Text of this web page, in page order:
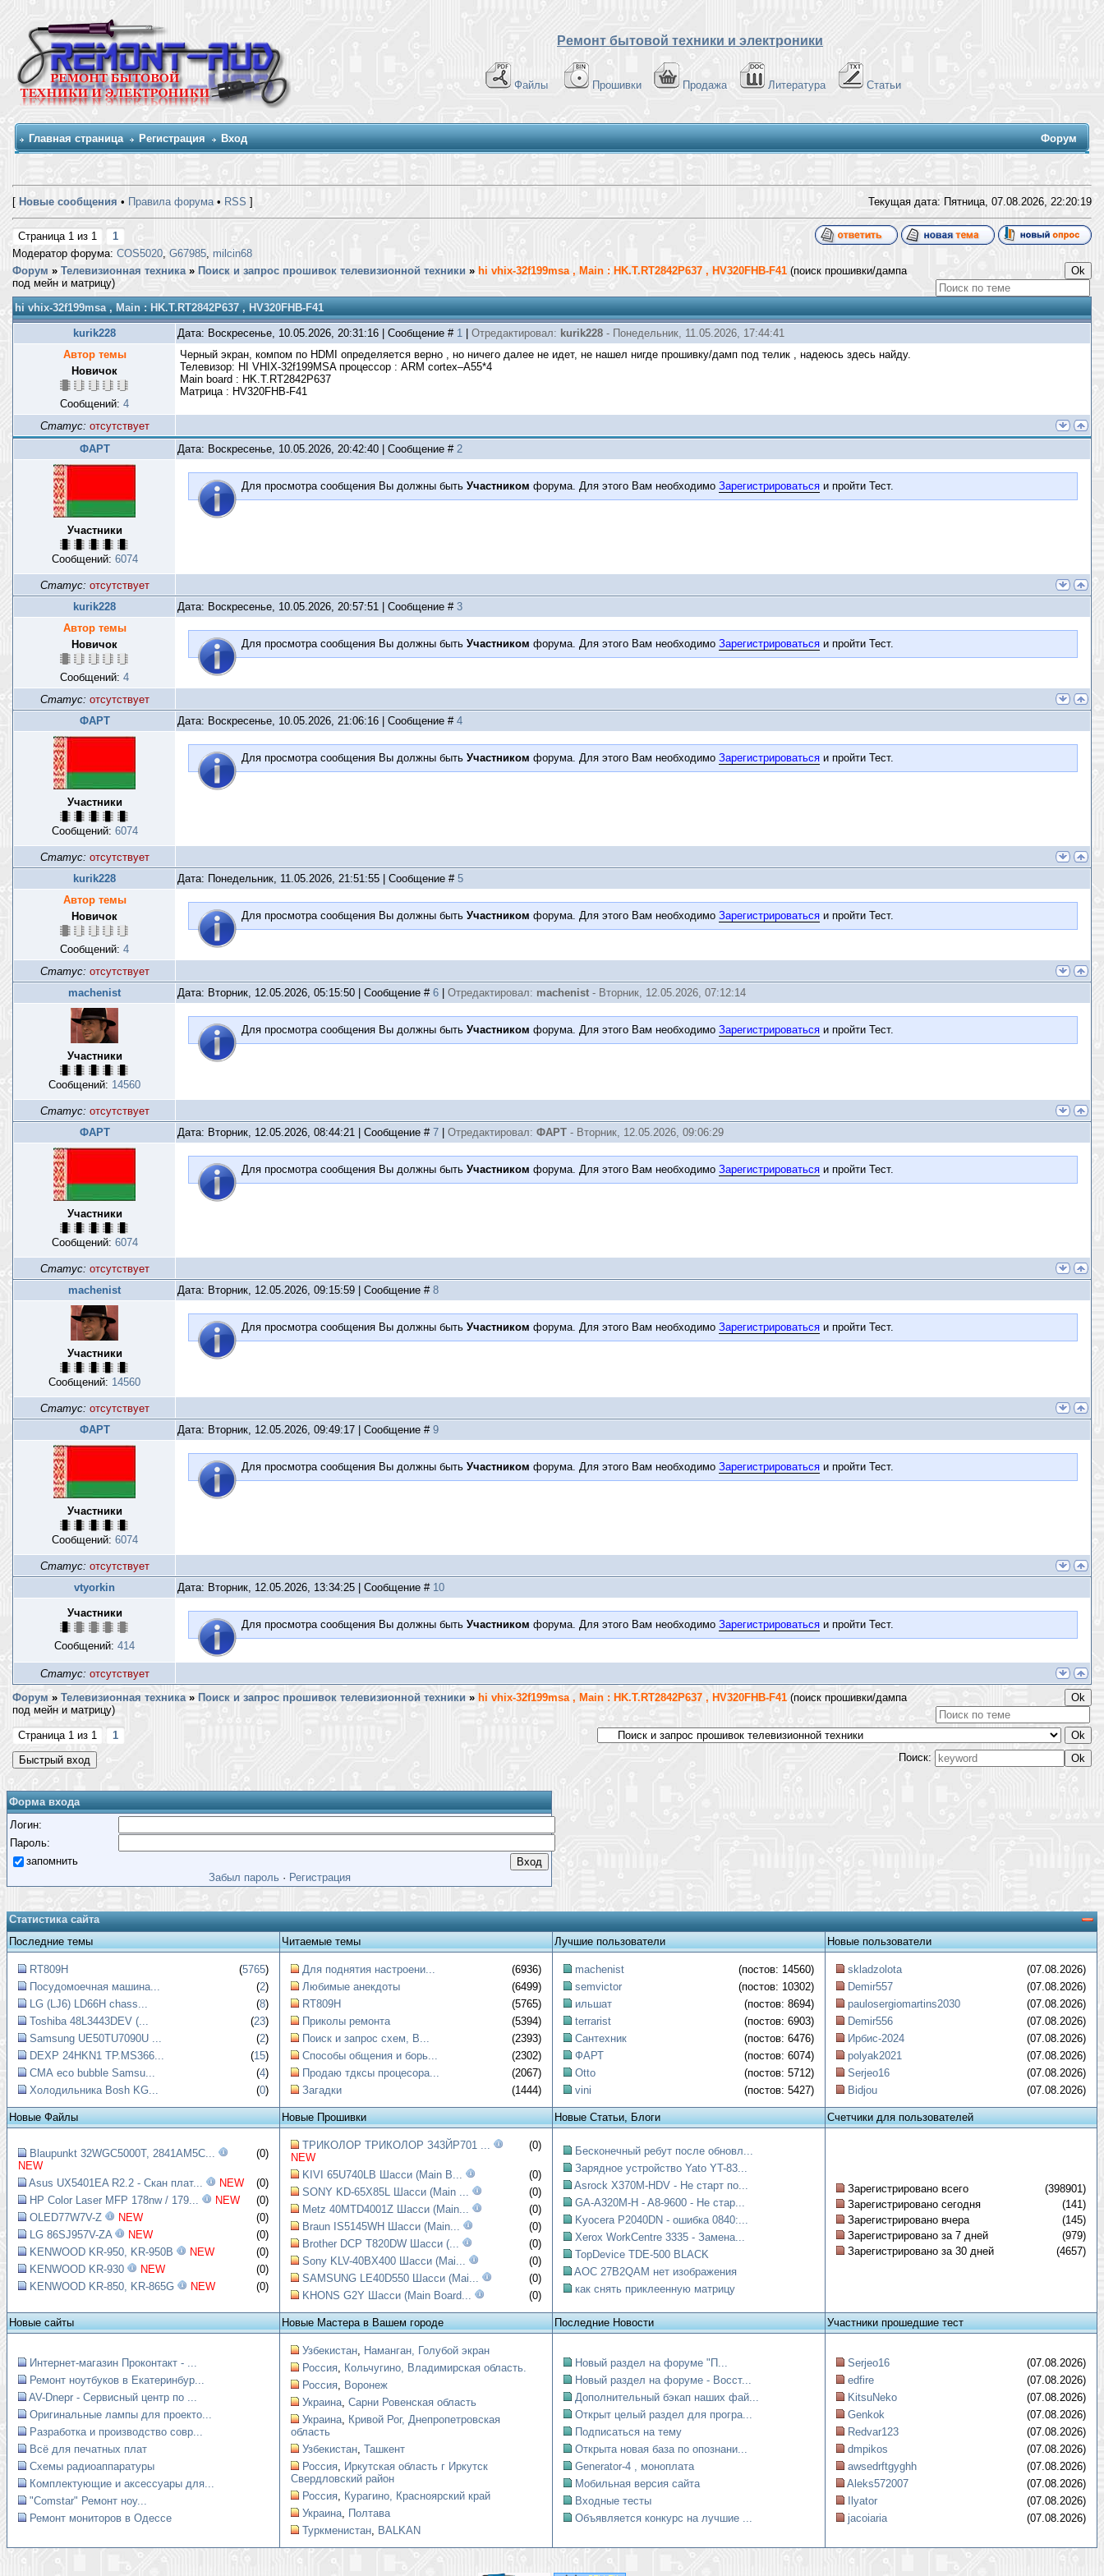
Ремонт бытовой техники и электроники
Файлы Прошивки Продажа Литература Статьи
Главная страница Регистрация Вход Форум
[ Новые сообщения • Правила форума• RSS ] Текущая дата: Пятница, 07.08.2026, 22:20:19
Страница 1 из 1
1
Модератор форума: COS5020, G67985, milcin68
Форум » Телевизионная техника » Поиск и запрос прошивок телевизионной техники » hi vhix-32f199msa , Main : HK.T.RT2842P637 , HV320FHB-F41 (поиск прошивки/дампа
под мейн и матрицу)
hi vhix-32f199msa , Main : HK.T.RT2842P637 , HV320FHB-F41
kurik228 Дата: Воскресенье, 10.05.2026, 20:31:16 | Сообщение # 1 Отредактировал: kurik228 - Понедельник, 11.05.2026, 17:44:41
Автор темы
Новичок
Сообщений: 4
Черный экран, компом по HDMI определяется верно , но ничего далее не идет, не нашел нигде прошивку/дамп под телик , надеюсь здесь найду.
Телевизор: HI VHIX-32f199MSA процессор : ARM cortex–A55*4
Main board : HK.T.RT2842P637
Матрица : HV320FHB-F41
Статус: отсутствует
ФАРТ
Дата: Воскресенье, 10.05.2026, 20:42:40 | Сообщение # 2
Участники
Сообщений: 6074
Для просмотра сообщения Вы должны быть Участником форума. Для этого Вам необходимо Зарегистрироваться и пройти Тест.
Статус: отсутствует
kurik228
Дата: Воскресенье, 10.05.2026, 20:57:51 | Сообщение # 3
Автор темы
Новичок
Сообщений: 4
Для просмотра сообщения Вы должны быть Участником форума. Для этого Вам необходимо Зарегистрироваться и пройти Тест.
Статус: отсутствует
ФАРТ
Дата: Воскресенье, 10.05.2026, 21:06:16 | Сообщение # 4
Участники
Сообщений: 6074
Для просмотра сообщения Вы должны быть Участником форума. Для этого Вам необходимо Зарегистрироваться и пройти Тест.
Статус: отсутствует
kurik228
Дата: Понедельник, 11.05.2026, 21:51:55 | Сообщение # 5
Автор темы
Новичок
Сообщений: 4
Для просмотра сообщения Вы должны быть Участником форума. Для этого Вам необходимо Зарегистрироваться и пройти Тест.
Статус: отсутствует
machenist
Дата: Вторник, 12.05.2026, 05:15:50 | Сообщение # 6 Отредактировал: machenist - Вторник, 12.05.2026, 07:12:14
Участники
Сообщений: 14560
Для просмотра сообщения Вы должны быть Участником форума. Для этого Вам необходимо Зарегистрироваться и пройти Тест.
Статус: отсутствует
ФАРТ
Дата: Вторник, 12.05.2026, 08:44:21 | Сообщение # 7 Отредактировал: ФАРТ - Вторник, 12.05.2026, 09:06:29
Участники
Сообщений: 6074
Для просмотра сообщения Вы должны быть Участником форума. Для этого Вам необходимо Зарегистрироваться и пройти Тест.
Статус: отсутствует
machenist
Дата: Вторник, 12.05.2026, 09:15:59 | Сообщение # 8
Участники
Сообщений: 14560
Для просмотра сообщения Вы должны быть Участником форума. Для этого Вам необходимо Зарегистрироваться и пройти Тест.
Статус: отсутствует
ФАРТ
Дата: Вторник, 12.05.2026, 09:49:17 | Сообщение # 9
Участники
Сообщений: 6074
Для просмотра сообщения Вы должны быть Участником форума. Для этого Вам необходимо Зарегистрироваться и пройти Тест.
Статус: отсутствует
vtyorkin
Дата: Вторник, 12.05.2026, 13:34:25 | Сообщение # 10
Участники
Сообщений: 414
Для просмотра сообщения Вы должны быть Участником форума. Для этого Вам необходимо Зарегистрироваться и пройти Тест.
Статус: отсутствует
Форум » Телевизионная техника » Поиск и запрос прошивок телевизионной техники » hi vhix-32f199msa , Main : HK.T.RT2842P637 , HV320FHB-F41 (поиск прошивки/дампа
под мейн и матрицу)
Страница 1 из 1
1
Поиск:
Форма входа
Логин:
Пароль:
запомнить
Забыл пароль · Регистрация
Статистика сайта
Последние темы
Читаемые темы Лучшие пользователи Новые пользователи
RT809H (5765)
Посудомоечная машина...
(2)
LG (LJ6) LD66H chass...
(8)
Toshiba 48L3443DEV (...
(23)
Samsung UE50TU7090U ...
(2)
DEXP 24HKN1 TP.MS366...
(15)
СМА eco bubble Samsu...
(4)
Холодильника Bosh KG...
(0)
Для поднятия настроени...
(6936)
Любимые анекдоты
(6499)
RT809H
(5765)
Приколы ремонта
(5394)
Поиск и запрос схем, B...
(2393)
Способы общения и борь...
(2302)
Продаю тдксы процесора...
(2067)
Загадки
(1444)
machenist
(постов: 14560)
semvictor
(постов: 10302)
ильшат
(постов: 8694)
terrarist
(постов: 6903)
Сантехник
(постов: 6476)
ФАРТ
(постов: 6074)
Otto
(постов: 5712)
vini
(постов: 5427)
skladzolota
(07.08.2026)
Demir557
(07.08.2026)
paulosergiomartins2030
(07.08.2026)
Demir556
(07.08.2026)
Ирбис-2024
(07.08.2026)
polyak2021
(07.08.2026)
Serjeo16
(07.08.2026)
Bidjou
(07.08.2026)
Новые Файлы Новые Прошивки Новые Статьи, Блоги Счетчики для пользователей
Blaupunkt 32WGC5000T, 2841AM5C...
NEW
(0)
Asus UX5401EA R2.2 - Скан плат... NEW
(0)
HP Color Laser MFP 178nw / 179...
NEW
(0)
OLED77W7V-Z
NEW
(0)
LG 86SJ957V-ZA
NEW
(0)
KENWOOD KR-950, KR-950B
NEW
(0)
KENWOOD KR-930
NEW
(0)
KENWOOD KR-850, KR-865G
NEW (0)
ТРИКОЛОР ТРИКОЛОР З43ЙР701 ...
NEW
(0)
KIVI 65U740LB Шасси (Main B...
(0)
SONY KD-65X85L Шасси (Main ...
(0)
Metz 40MTD4001Z Шасси (Main...
(0)
Braun IS5145WH Шасси (Main...
(0)
Brother DCP T820DW Шасси (...
(0)
Sony KLV-40BX400 Шасси (Mai...
(0)
SAMSUNG LE40D550 Шасси (Mai...
(0)
KHONS G2Y Шасси (Main Board...
(0)
Бесконечный ребут после обновл...
Зарядное устройство Yato YT-83...
Asrock X370M-HDV - Не старт по...
GA-A320M-H - A8-9600 - Не стар...
Kyocera P2040DN - ошибка 0840:...
Xerox WorkCentre 3335 - Замена...
TopDevice TDE-500 BLACK
AOC 27B2QAM нет изображения
как снять приклеенную матрицу
Зарегистрировано всего
(398901)
Зарегистрировано сегодня
(141)
Зарегистрировано вчера
(145)
Зарегистрировано за 7 дней
(979)
Зарегистрировано за 30 дней
(4657)
Новые сайты Новые Мастера в Вашем городе Последние Новости Участники прошедшие тест
Интернет-магазин Проконтакт - ...
Ремонт ноутбуков в Екатеринбур...
AV-Dnepr - Сервисный центр по ...
Оригинальные лампы для проекто...
Разработка и производство совр...
Всё для печатных плат
Схемы радиоаппаратуры
Комплектующие и аксессуары для...
"Comstar" Ремонт ноу...
Ремонт мониторов в Одессе
Узбекистан, Наманган, Голубой экран
Россия, Кольчугино, Владимирская область.
Россия, Воронеж
Украина, Сарни Ровенская область
Украина, Кривой Рог, Днепропетровская
область
Узбекистан, Ташкент
Россия, Иркутская область г Иркутск
Свердловский район
Россия, Курагино, Красноярский край
Украина, Полтава
Туркменистан, BALKAN
Новый раздел на форуме "П...
Новый раздел на форуме - Восст...
Дополнительный бэкап наших фай...
Открыт целый раздел для програ...
Подписаться на тему
Открыта новая база по опознани...
Generator-4 , моноплата
Мобильная версия сайта
Входные тесты
Объявляется конкурс на лучшие ...
Serjeo16
(07.08.2026)
edfire
(07.08.2026)
KitsuNeko
(07.08.2026)
Genkok
(07.08.2026)
Redvar123
(07.08.2026)
dmpikos
(07.08.2026)
awsedrftgyghh
(07.08.2026)
Aleks572007
(07.08.2026)
Ilyator
(07.08.2026)
jacoiaria
(07.08.2026)